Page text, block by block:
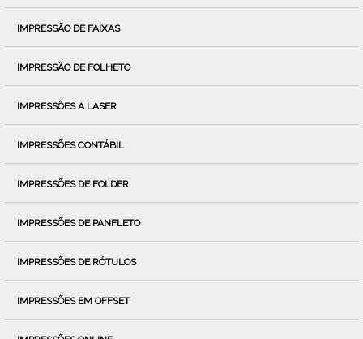
IMPRESSÃO DE FAIXAS
IMPRESSÃO DE FOLHETO
IMPRESSÕES A LASER
IMPRESSÕES CONTÁBIL
IMPRESSÕES DE FOLDER
IMPRESSÕES DE PANFLETO
IMPRESSÕES DE RÓTULOS
IMPRESSÕES EM OFFSET